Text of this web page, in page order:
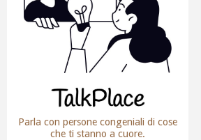
Parla con persone congeniali di cose
che ti stanno a cuore.